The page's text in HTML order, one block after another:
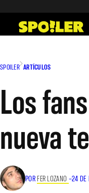
contenido
SPOILER ARTÍCULOS
Los
nueva
POR FER LOZANO –24 DE